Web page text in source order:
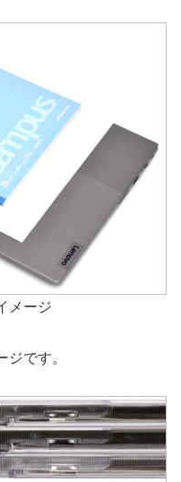
メージ
です。